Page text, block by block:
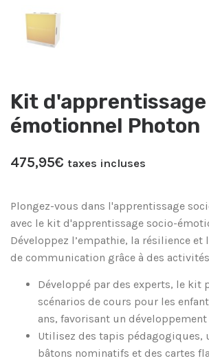
Kit
émotionnel Photon
475,95€ taxes incluses
Plongez-vous dans l'apprentissage
avec le kit d'apprentissage socio-
Développez l’empathie, la résilience et
de communication grâce à des
Développé par des experts, le kit
scénarios de cours pour les
ans, favorisant un
Utilisez des tapis pédagogiques,
bâtons nominatifs et des cartes